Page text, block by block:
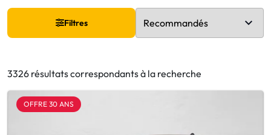
Filtres
3326 résultats correspondants à la recherche
OFFRE 30 ANS